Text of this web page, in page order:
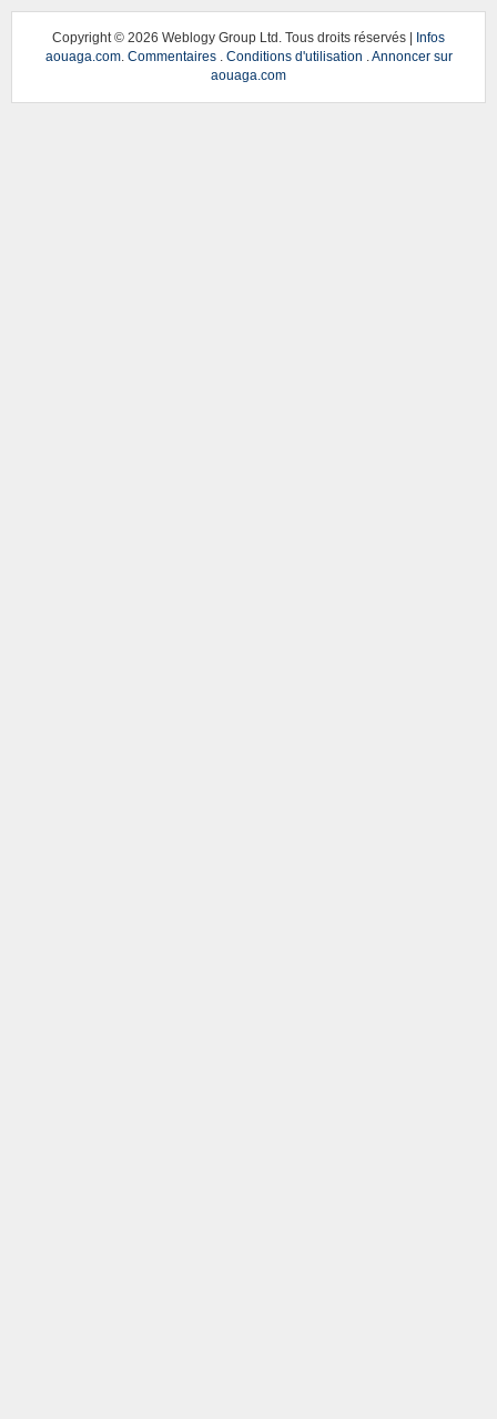
Copyright © 2026 Weblogy Group Ltd. Tous droits réservés |
Infos
aouaga.com. Commentaires. Conditions d'utilisation .Annoncer sur
aouaga.com